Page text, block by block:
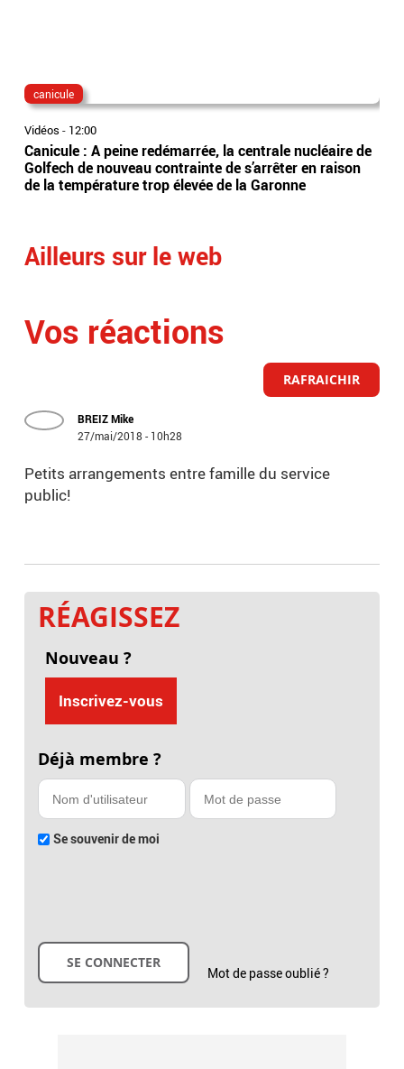
canicule
Vidéos - 12:00
Canicule : A peine redémarrée, la centrale nucléaire de
Golfech de nouveau contrainte de s’arrêter en raison
de la température trop élevée de la Garonne
Ailleurs sur le web
Vos réactions
RAFRAICHIR
BREIZ Mike
27/mai/2018 - 10h28
Petits arrangements entre famille du service
public!
RÉAGISSEZ
Nouveau ?
Inscrivez-vous
Déjà membre ?
Se souvenir de moi
Mot de passe oublié ?